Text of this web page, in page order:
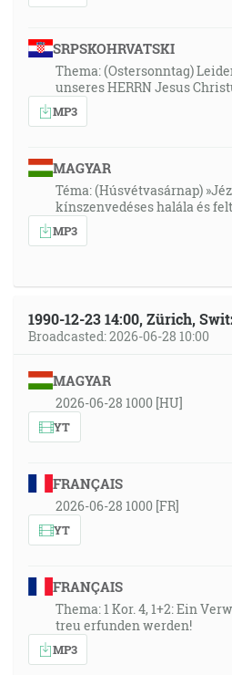
SRPSKOHRVATSKI
Thema: (Ostersonntag)
unseres HERRN Jesus
MP3
MAGYAR
Téma: (Húsvétvasárnap)
kínszenvedéses halála és
MP3
1990-12-23 14:00, Zürich,
Broadcasted: 2026-06-28 10:00
MAGYAR
2026-06-28 1000 [HU]
YT
FRANÇAIS
2026-06-28 1000 [FR]
YT
FRANÇAIS
Thema: 1 Kor. 4, 1+2: Ein
treu erfunden werden!
MP3